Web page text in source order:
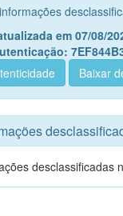
em 07/08/
Baixar